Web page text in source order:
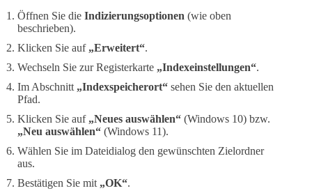
Öffnen Sie die Indizierungsoptionen (wie oben
beschrieben).
Klicken Sie auf „Erweitert“.
Wechseln Sie zur Registerkarte „Indexeinstellungen“.
Im Abschnitt „Indexspeicherort“ sehen Sie den aktuellen
Pfad.
Klicken Sie auf „Neues auswählen“ (Windows 10) bzw.
„Neu auswählen“ (Windows 11).
Wählen Sie im Dateidialog den gewünschten Zielordner
aus.
Bestätigen Sie mit „OK“.